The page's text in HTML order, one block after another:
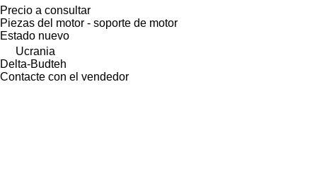
Precio a consultar
Piezas del motor - soporte de motor
Estado nuevo
Ucrania
Delta-Budteh
Contacte con el vendedor